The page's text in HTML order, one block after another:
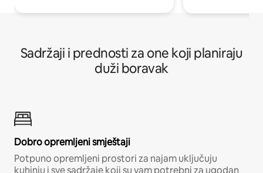
Sadržaji i prednosti za one koji planiraju
duži boravak
Dobro opremljeni smještaji
Potpuno opremljeni prostori za najam uključuju
kuhinju i sve sadržaje koji su vam potrebni za ugodan